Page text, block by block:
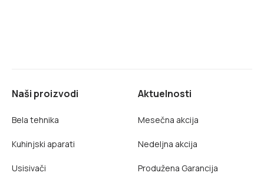
Naši proizvodi
Bela tehnika
Kuhinjski aparati
Usisivači
Aktuelnosti
Mesečna akcija
Nedeljna akcija
Produžena Garancija